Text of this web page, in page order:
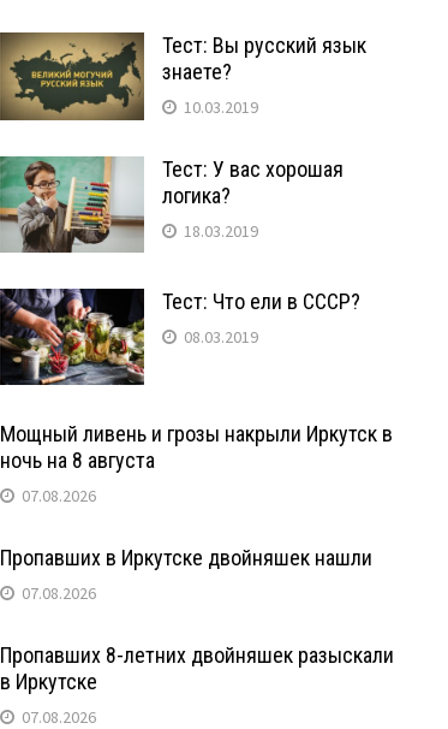
Тест: Вы русский язык
знаете?
10.03.2019
Тест: У вас хорошая
логика?
18.03.2019
Тест: Что ели в СССР?
08.03.2019
Мощный ливень и грозы накрыли Иркутск в
ночь на 8 августа
07.08.2026
Пропавших в Иркутске двойняшек нашли
07.08.2026
Пропавших 8-летних двойняшек разыскали
в Иркутске
07.08.2026